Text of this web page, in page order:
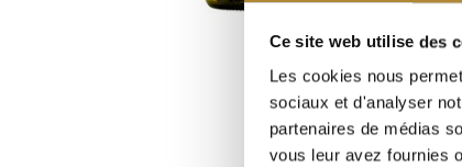
Ce site web utilise des
Les cookies nous
sociaux et d'analyser
partenaires de médias
vous leur avez fournies